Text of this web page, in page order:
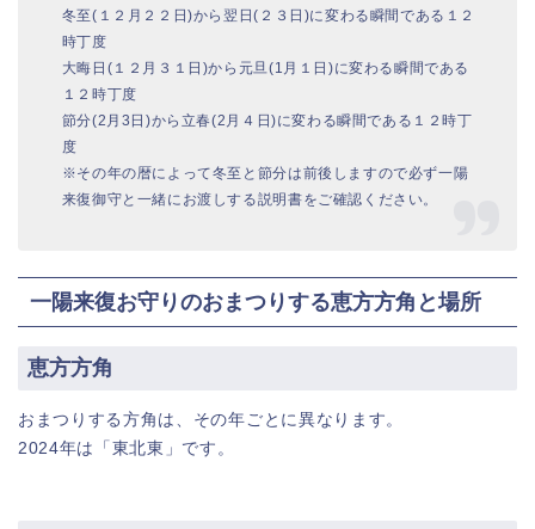
冬至(１２月２２日)から翌日(２３日)に変わる瞬間である１２
時丁度
大晦日(１２月３１日)から元旦(1月１日)に変わる瞬間である
１２時丁度
節分(2月3日)から立春(2月４日)に変わる瞬間である１２時丁
度
※その年の暦によって冬至と節分は前後しますので必ず一陽
来復御守と一緒にお渡しする説明書をご確認ください。
一陽来復お守りのおまつりする恵方方角と場所
恵方方角
おまつりする方角は、その年ごとに異なります。
2024年は「東北東」です。